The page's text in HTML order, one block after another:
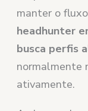
manter o
headhunter
busca perfis
normalmente
ativamente.